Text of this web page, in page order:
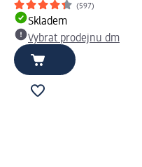
(597)
Skladem
Vybrat prodejnu dm